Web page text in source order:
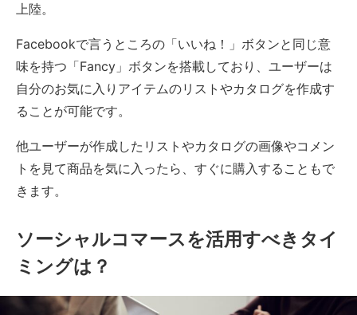
上陸。
Facebookで言うところの「いいね！」ボタンと同じ意
味を持つ「Fancy」ボタンを搭載しており、ユーザーは
自分のお気に入りアイテムのリストやカタログを作成す
ることが可能です。
他ユーザーが作成したリストやカタログの画像やコメン
トを見て商品を気に入ったら、すぐに購入することもで
きます。
ソーシャルコマースを活用すべきタイ
ミングは？